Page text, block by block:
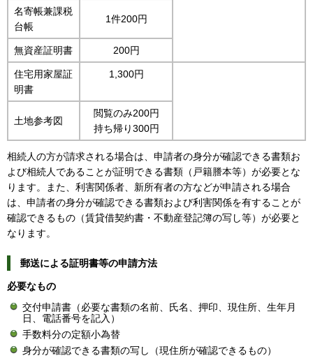
名寄帳兼課税
台帳
1件200円
無資産証明書 200円
住宅用家屋証
明書
1,300円
土地参考図
閲覧のみ200円
持ち帰り300円
相続人の方が請求される場合は、申請者の身分が確認できる書類お
よび相続人であることが証明できる書類（戸籍謄本等）が必要とな
ります。また、利害関係者、新所有者の方などが申請される場合
は、申請者の身分が確認できる書類および利害関係を有することが
確認できるもの（賃貸借契約書・不動産登記簿の写し等）が必要と
なります。
郵送による証明書等の申請方法
必要なもの
交付申請書（必要な書類の名前、氏名、押印、現住所、生年月
日、電話番号を記入）
手数料分の定額小為替
身分が確認できる書類の写し（現住所が確認できるもの）